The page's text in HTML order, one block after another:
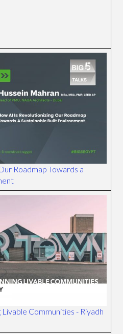
Roadmap Towards a
Livable Communities - Riyadh